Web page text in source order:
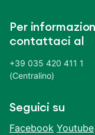
Per
contattaci al
+39 035 420 411 1
(Centralino)
Seguici su
Facebook Youtube